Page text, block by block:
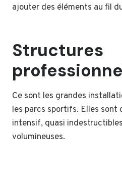
ajouter des éléments au fil
Structures
Ce sont les grandes
les parcs sportifs. Elles sont
intensif, quasi
volumineuses.